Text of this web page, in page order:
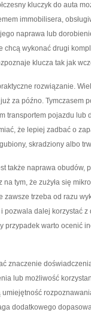
kluczyk do auta
immobilisera,
naprawa lub
wykonać drugi
klucza tak jak
rozwiązanie.
za późno. Tymczasem
transportem pojazdu lub
że lepiej zadbać o
skradziony albo
także naprawa obudów,
na tym, że zużyła się
zawsze trzeba od razu
dalej korzystać
przypadek warto ocenić
znaczenie
lub możliwość
dodatkowego